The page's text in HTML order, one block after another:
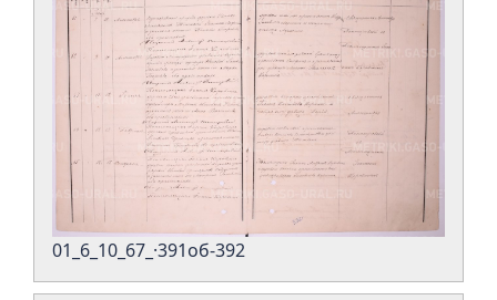
01_6_10_67_·391об-392